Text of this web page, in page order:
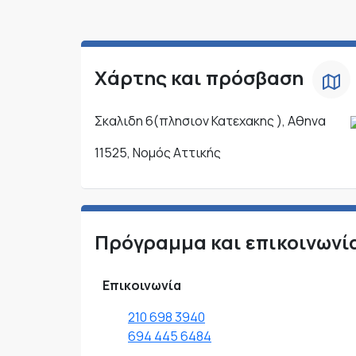
Χάρτης και πρόσβαση
Σκαλιδη 6(πλησιον Κατεχακης ), Αθηνα
11525, Νομός Αττικής
Πρόγραμμα και
Επικοινωνία
210 698 3940
694 445 6484